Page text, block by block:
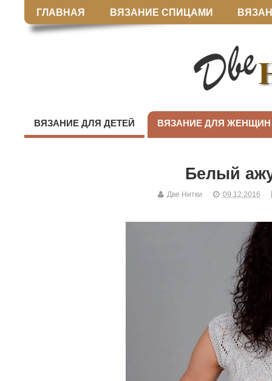
ГЛАВНАЯ ВЯЗАНИЕ СПИЦАМИ
ВЯЗАНИЕ ДЛЯ ДЕТЕЙ ВЯЗАНИЕ ДЛЯ ЖЕНЩИН
Белый
Две Нитки 09.12.2016